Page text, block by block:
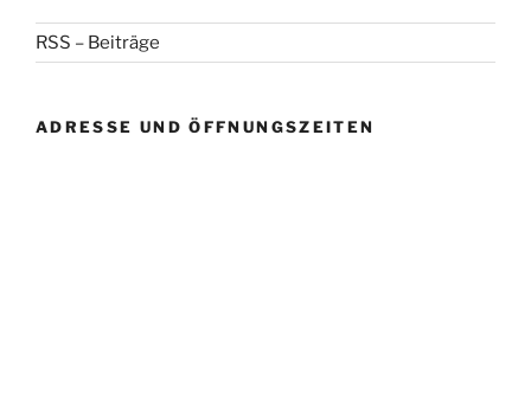
RSS – Beiträge
ADRESSE UND ÖFFNUNGSZEITEN